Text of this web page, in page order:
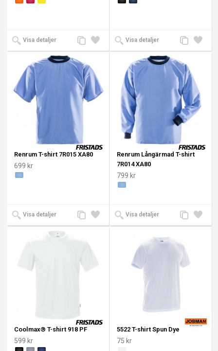
Visa detaljer
Lägg
till i
Lägg
till
Visa detaljer
Lägg
till i
Lägg
till
Renrum T-shirt 7R015 XA80
699 kr
Visa detaljer
Lägg
till i
Lägg
till
Renrum Långärmad T-shirt
7R014 XA80
799 kr
Visa detaljer
Lägg
till i
Lägg
till
Coolmax® T-shirt 918 PF
599 kr
5522 T-shirt Spun Dye
75 kr